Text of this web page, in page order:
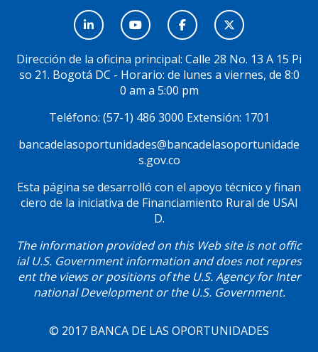
Social
Dirección de la oficina principal: Calle 28 No. 13 A 15 Pi
so 21. Bogotá DC - Horario: de lunes a viernes, de 8:0
0 am a 5:00 pm
Teléfono: (57-1) 486 3000 Extensión: 1701
bancadelasoportunidades@bancadelasoportunidade
s.gov.co
Esta página se desarrolló con el apoyo técnico y finan
ciero de la iniciativa de Financiamiento Rural de USAI
D.
The information provided on this Web site is not offic
ial U.S. Government information and does not repres
ent the views or positions of the U.S. Agency for Inter
national Development or the U.S. Government.
© 2017 BANCA DE LAS OPORTUNIDADES